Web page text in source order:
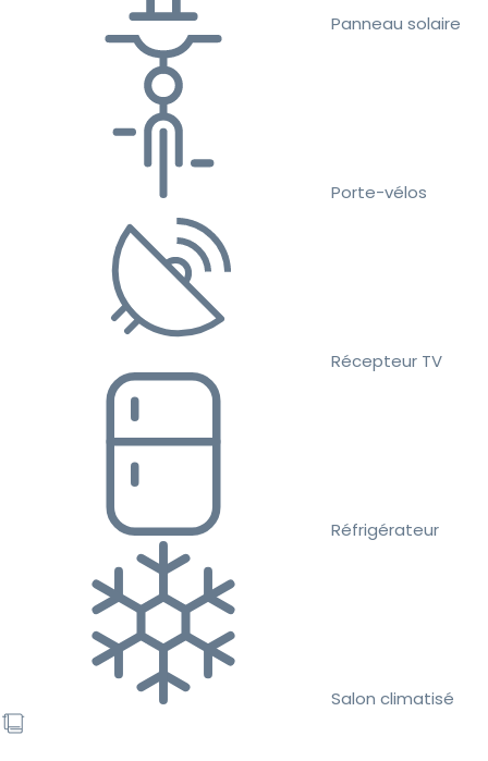
Panneau solaire
Porte-vélos
Récepteur TV
Réfrigérateur
Salon climatisé